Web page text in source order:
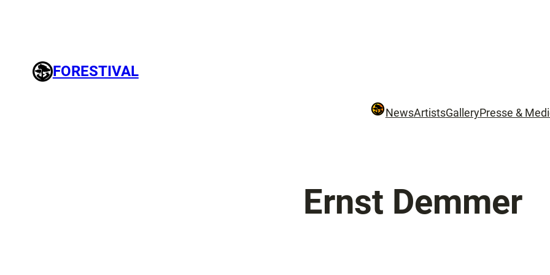
FORESTIVAL
NewsArtistsGalleryPresse &
Ernst Demmer